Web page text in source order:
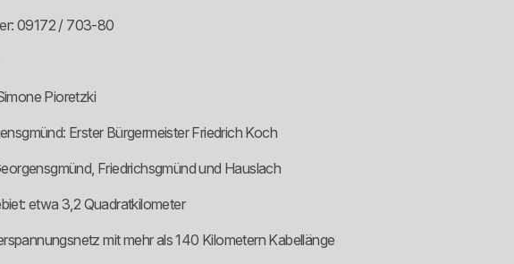
09172 / 703-80
Pioretzki
Erster Bürgermeister Friedrich Koch
Friedrichsgmünd und Hauslach
etwa 3,2 Quadratkilometer
mit mehr als 140 Kilometern Kabellänge